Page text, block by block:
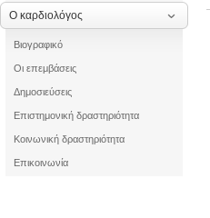
Ο καρδιολόγος
Βιογραφικό
Οι επεμβάσεις
Δημοσιεύσεις
Επιστημονική δραστηριότητα
Κοινωνική δραστηριότητα
Επικοινωνία